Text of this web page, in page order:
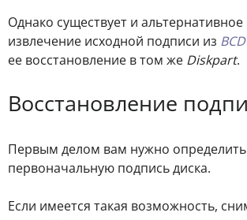
Однако существует и
извлечение исходной подписи из BCD
ее восстановление в том же Diskpart.
Восстановление
Первым делом вам нужно определить
первоначальную подпись диска.
Если имеется такая возможность,